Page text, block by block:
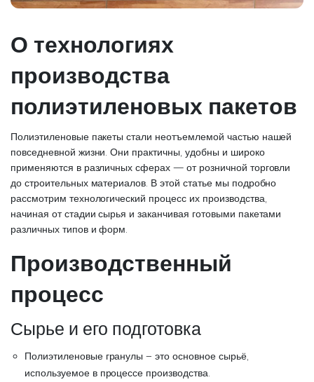
О технологиях
производства
полиэтиленовых пакетов
Полиэтиленовые пакеты стали неотъемлемой частью нашей
повседневной жизни. Они практичны, удобны и широко
применяются в различных сферах — от розничной торговли
до строительных материалов. В этой статье мы подробно
рассмотрим технологический процесс их производства,
начиная от стадии сырья и заканчивая готовыми пакетами
различных типов и форм.
Производственный
процесс
Сырье и его подготовка
Полиэтиленовые гранулы – это основное сырьё,
используемое в процессе производства.